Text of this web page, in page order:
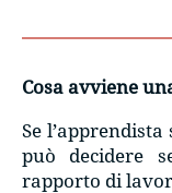
Cosa avviene
Se
può decidere
rapporto di